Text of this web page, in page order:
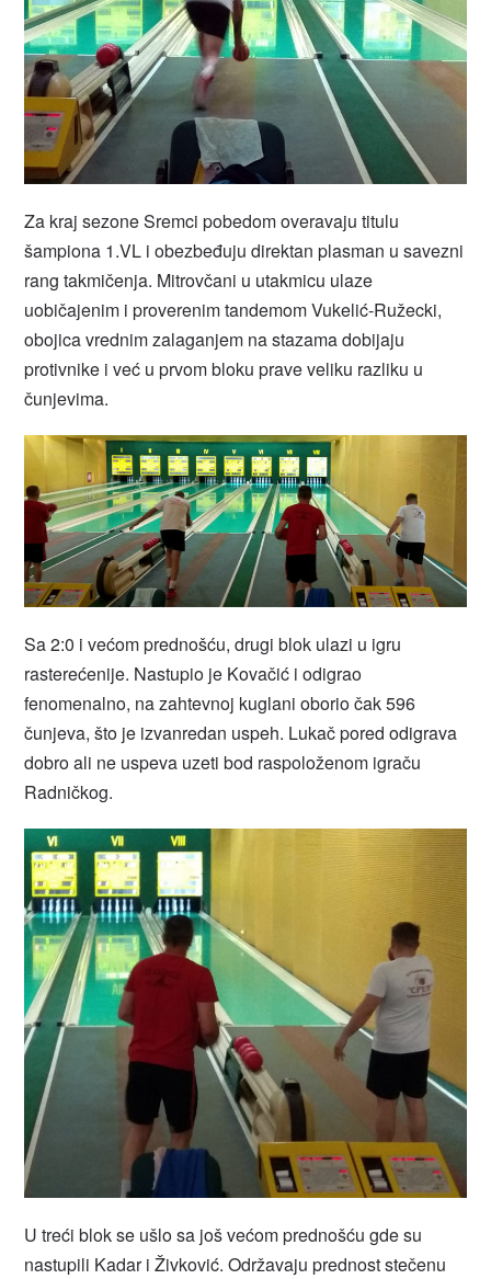
Za kraj sezone Sremci pobedom overavaju titulu
šampiona 1.VL i obezbeđuju direktan plasman u savezni
rang takmičenja. Mitrovčani u utakmicu ulaze
uobičajenim i proverenim tandemom Vukelić-Ružecki,
obojica vrednim zalaganjem na stazama dobijaju
protivnike i već u prvom bloku prave veliku razliku u
čunjevima.
Sa 2:0 i većom prednošću, drugi blok ulazi u igru
rasterećenije. Nastupio je Kovačić i odigrao
fenomenalno, na zahtevnoj kuglani oborio čak 596
čunjeva, što je izvanredan uspeh. Lukač pored odigrava
dobro ali ne uspeva uzeti bod raspoloženom igraču
Radničkog.
U treći blok se ušlo sa još većom prednošću gde su
nastupili Kadar i Živković. Održavaju prednost stečenu